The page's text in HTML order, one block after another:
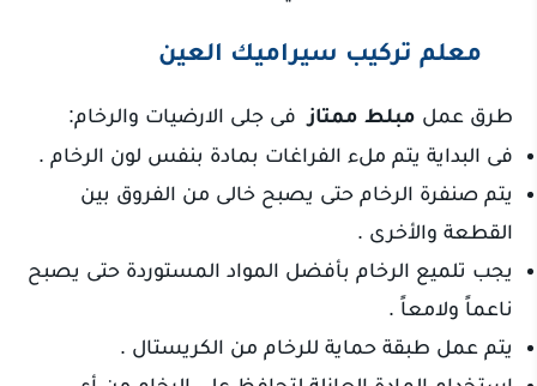
معلم تركيب سيراميك العين
طرق عمل مبلط ممتاز
فى جلى الارضيات والرخام:
فى البداية يتم ملء الفراغات بمادة بنفس لون الرخام .
يتم صنفرة الرخام حتى يصبح خالى من الفروق بين
القطعة والأخرى .
يجب تلميع الرخام بأفضل المواد المستوردة حتى يصبح
ناعماً ولامعاً .
يتم عمل طبقة حماية للرخام من الكريستال .